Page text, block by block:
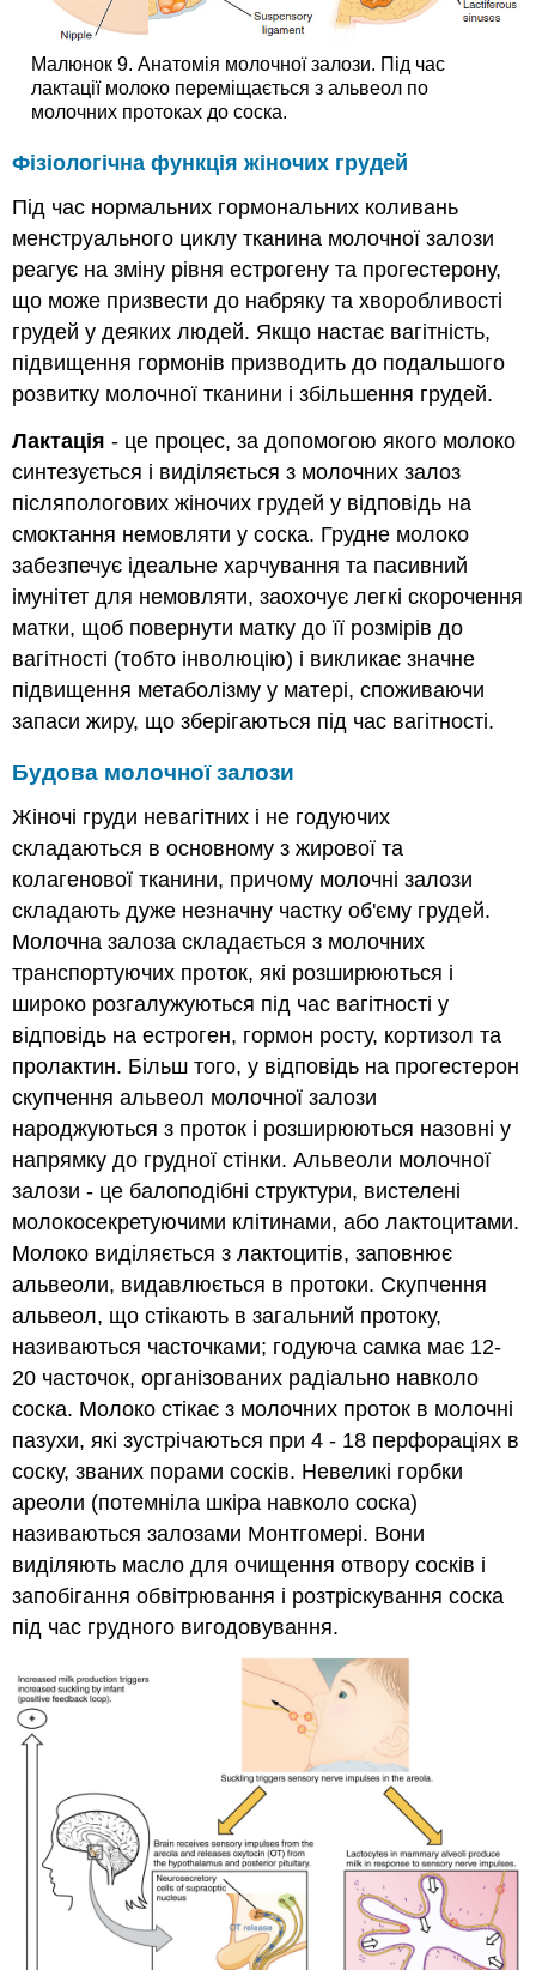
Малюнок 9. Анатомія молочної залози. Під час
лактації молоко переміщається з альвеол по
молочних протоках до соска.
Фізіологічна функція жіночих грудей
Під час нормальних гормональних коливань
менструального циклу тканина молочної залози
реагує на зміну рівня естрогену та прогестерону,
що може призвести до набряку та хворобливості
грудей у деяких людей. Якщо настає вагітність,
підвищення гормонів призводить до подальшого
розвитку молочної тканини і збільшення грудей.
Лактація - це процес, за допомогою якого молоко
синтезується і виділяється з молочних залоз
післяпологових жіночих грудей у відповідь на
смоктання немовляти у соска. Грудне молоко
забезпечує ідеальне харчування та пасивний
імунітет для немовляти, заохочує легкі скорочення
матки, щоб повернути матку до її розмірів до
вагітності (тобто інволюцію) і викликає значне
підвищення метаболізму у матері, споживаючи
запаси жиру, що зберігаються під час вагітності.
Будова молочної залози
Жіночі груди невагітних і не годуючих
складаються в основному з жирової та
колагенової тканини, причому молочні залози
складають дуже незначну частку об'єму грудей.
Молочна залоза складається з молочних
транспортуючих проток, які розширюються і
широко розгалужуються під час вагітності у
відповідь на естроген, гормон росту, кортизол та
пролактин. Більш того, у відповідь на прогестерон
скупчення альвеол молочної залози
народжуються з проток і розширюються назовні у
напрямку до грудної стінки. Альвеоли молочної
залози - це балоподібні структури, вистелені
молокосекретуючими клітинами, або лактоцитами.
Молоко виділяється з лактоцитів, заповнює
альвеоли, видавлюється в протоки. Скупчення
альвеол, що стікають в загальний протоку,
називаються часточками; годуюча самка має 12-
20 часточок, організованих радіально навколо
соска. Молоко стікає з молочних проток в молочні
пазухи, які зустрічаються при 4 - 18 перфораціях в
соску, званих порами сосків. Невеликі горбки
ареоли (потемніла шкіра навколо соска)
називаються залозами Монтгомері. Вони
виділяють масло для очищення отвору сосків і
запобігання обвітрювання і розтріскування соска
під час грудного вигодовування.